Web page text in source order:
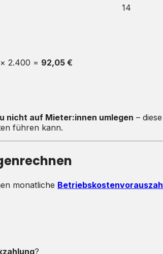
14
2.400 = 92,05 €
nicht auf Mieter:innen umlegen –
führen kann.
monatliche
?